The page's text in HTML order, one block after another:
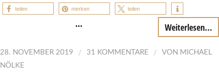
teilen merken teilen
… Weiterlesen...
28. NOVEMBER 2019 / 31 KOMMENTARE / VON MICHAEL
NÖLKE